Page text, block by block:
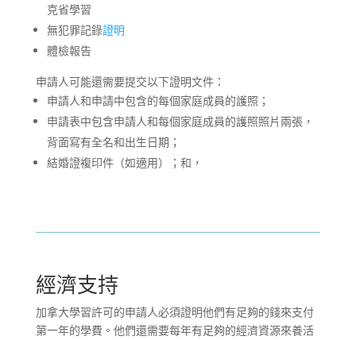
克省學習
無犯罪記錄證明
體檢報告
申請人可能還需要提交以下證明文件：
申請人和申請中包含的每個家庭成員的護照；
申請表中包含申請人和每個家庭成員的護照照片兩張，
背面寫有全名和出生日期；
結婚證複印件（如適用）；和，
經濟支持
加拿大學習許可的申請人必須證明他們有足夠的錢來支付
第一年的學費。他們還需要每年有足夠的經濟資源來養活